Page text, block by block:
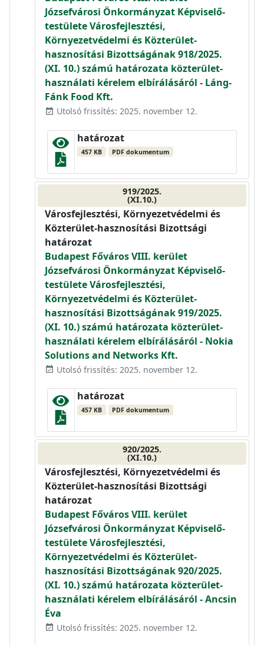
Józsefvárosi Önkormányzat Képviselő-
testülete Városfejlesztési,
Környezetvédelmi és Közterület-
hasznosítási Bizottságának 918/2025.
(XI. 10.) számú határozata közterület-
használati kérelem elbírálásáról - Láng-
Fánk Food Kft.
event_available Utolsó frissítés: 2025. november 12.
határozat
457 KB PDF dokumentum
919/2025.
(XI.10.)
Városfejlesztési, Környezetvédelmi és
Közterület-hasznosítási Bizottsági
határozat
Budapest Főváros VIII. kerület
Józsefvárosi Önkormányzat Képviselő-
testülete Városfejlesztési,
Környezetvédelmi és Közterület-
hasznosítási Bizottságának 919/2025.
(XI. 10.) számú határozata közterület-
használati kérelem elbírálásáról - Nokia
Solutions and Networks Kft.
event_available Utolsó frissítés: 2025. november 12.
határozat
457 KB PDF dokumentum
920/2025.
(XI.10.)
Városfejlesztési, Környezetvédelmi és
Közterület-hasznosítási Bizottsági
határozat
Budapest Főváros VIII. kerület
Józsefvárosi Önkormányzat Képviselő-
testülete Városfejlesztési,
Környezetvédelmi és Közterület-
hasznosítási Bizottságának 920/2025.
(XI. 10.) számú határozata közterület-
használati kérelem elbírálásáról - Ancsin
Éva
event_available Utolsó frissítés: 2025. november 12.